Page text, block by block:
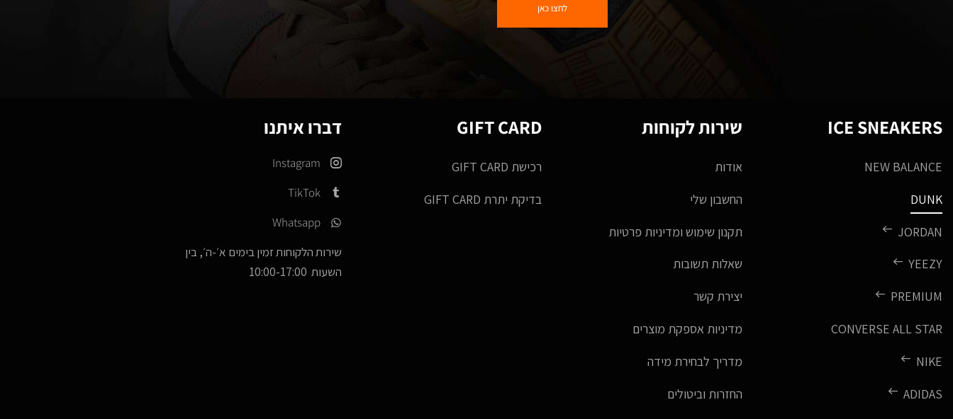
לחצו כאן
ICE SNEAKERS
NEW BALANCE
DUNK
JORDAN
YEEZY
PREMIUM
CONVERSE ALL STAR
NIKE
ADIDAS
שירות לקוחות
אודות
החשבון שלי
תקנון שימוש ומדיניות פרטיות
שאלות תשובות
יצירת קשר
מדיניות אספקת מוצרים
מדריך לבחירת מידה
החזרות וביטולים
GIFT CARD
רכישת GIFT CARD
בדיקת יתרת GIFT CARD
דברו איתנו
Instagram
TikTok
Whatsapp
שירות הלקוחות זמין בימים א׳-ה׳, בין
השעות 10:00-17:00